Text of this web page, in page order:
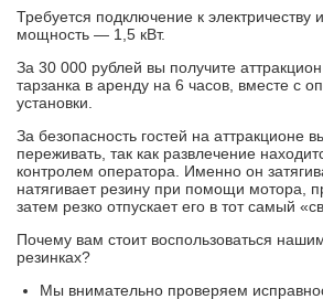
Требуется подключение к
мощность — 1,5 кВт.
За 30 000 рублей вы получите
тарзанка в аренду на 6 часов, вместе с
установки.
За безопасность гостей на аттракционе
переживать, так как развлечение
контролем оператора. Именно он
натягивает резину при помощи мотора,
затем резко отпускает его в тот самый
Почему вам стоит воспользоваться
резинках?
Мы внимательно проверяем